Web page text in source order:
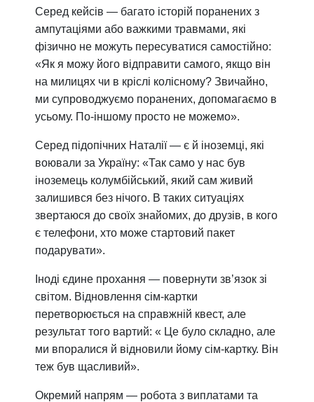
Серед кейсів — багато історій поранених з
ампутаціями або важкими травмами, які
фізично не можуть пересуватися самостійно:
«Як я можу його відправити самого, якщо він
на милицях чи в кріслі колісному? Звичайно,
ми супроводжуємо поранених, допомагаємо в
усьому. По-іншому просто не можемо».
Серед підопічних Наталії — є й іноземці, які
воювали за Україну: «Так само у нас був
іноземець колумбійський, який сам живий
залишився без нічого. В таких ситуаціях
звертаюся до своїх знайомих, до друзів, в кого
є телефони, хто може стартовий пакет
подарувати».
Іноді єдине прохання — повернути зв’язок зі
світом. Відновлення сім-картки
перетворюється на справжній квест, але
результат того вартий: « Це було складно, але
ми впоралися й відновили йому сім-картку. Він
теж був щасливий».
Окремий напрям — робота з виплатами та